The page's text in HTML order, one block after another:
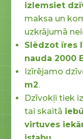
izlemsiet
maksa un
uzkrājumā
Slēdzot īres
nauda 2000
Izīrējamo
m2.
Dzīvokļi tiek
tai skaitā
virtuves